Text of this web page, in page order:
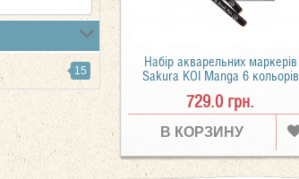
15
Набір акварельних маркерів
Sakura KOI Manga 6 кольорів
729.0 грн.
В КОРЗИНУ